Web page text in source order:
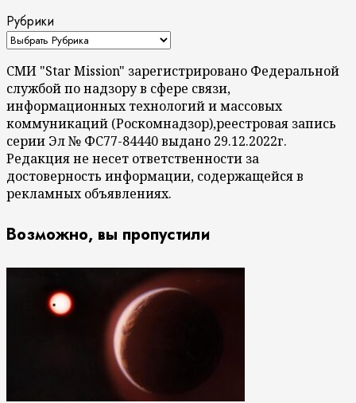
Рубрики
СМИ "Star Mission" зарегистрировано Федеральной
службой по надзору в сфере связи,
информационных технологий и массовых
коммуникаций (Роскомнадзор),реестровая запись
серии Эл № ФС77-84440 выдано 29.12.2022г.
Редакция не несет ответственности за
достоверность информации, содержащейся в
рекламных объявлениях.
Возможно, вы пропустили